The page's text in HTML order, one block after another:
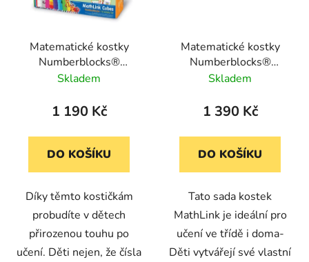
Matematické kostky
Numberblocks®
Mathlink® - počítání od
Skladem
1 190 Kč
DO KOŠÍKU
Díky těmto kostičkám
probudíte v dětech
přirozenou touhu po
učení. Děti nejen, že čísla
Matematické kostky
Numberblocks®
Mathlink® - počítání od
Skladem
1 390 Kč
DO KOŠÍKU
Tato sada kostek
MathLink je ideální pro
učení ve třídě i doma-
Děti vytvářejí své vlastní